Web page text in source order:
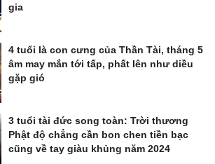
gia
4 tuổi là con cưng của Thần Tài, tháng 5
âm may mắn tới tấp, phất lên như diều
gặp gió
3 tuổi tài đức song toàn: Trời thương
Phật độ chẳng cần bon chen tiền bạc
cũng về tay giàu khủng năm 2024